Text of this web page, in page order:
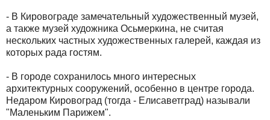
- В Кировограде замечательный художественный музей,
а также музей художника Осьмеркина, не считая
нескольких частных художественных галерей, каждая из
которых рада гостям.
- В городе сохранилось много интересных
архитектурных сооружений, особенно в центре города.
Недаром Кировоград (тогда - Елисаветград) называли
"Маленьким Парижем".